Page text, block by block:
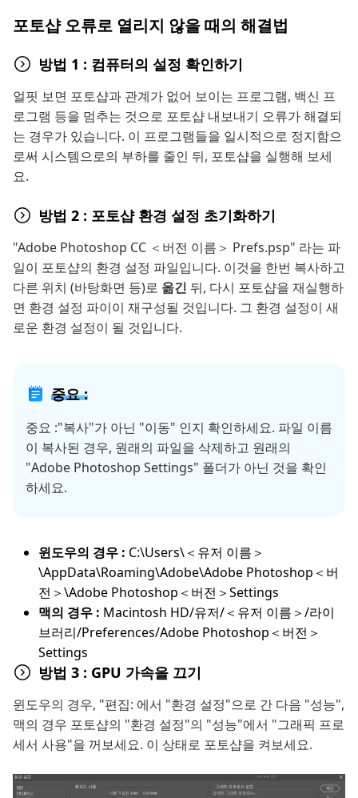
포토샵 오류로 열리지 않을 때의 해결법
방법 1 : 컴퓨터의 설정 확인하기
얼핏 보면 포토샵과 관계가 없어 보이는 프로그램, 백신 프
로그램 등을 멈추는 것으로 포토샵 내보내기 오류가 해결되
는 경우가 있습니다. 이 프로그램들을 일시적으로 정지함으
로써 시스템으로의 부하를 줄인 뒤, 포토샵을 실행해 보세
요.
방법 2 : 포토샵 환경 설정 초기화하기
"Adobe Photoshop CC ＜버전 이름＞ Prefs.psp" 라는 파
일이 포토샵의 환경 설정 파일입니다. 이것을 한번 복사하고
다른 위치 (바탕화면 등)로 옮긴 뒤, 다시 포토샵을 재실행하
면 환경 설정 파이이 재구성될 것입니다. 그 환경 설정이 새
로운 환경 설정이 될 것입니다.
중요 :
중요 :"복사"가 아닌 "이동" 인지 확인하세요. 파일 이름
이 복사된 경우, 원래의 파일을 삭제하고 원래의
"Adobe Photoshop Settings" 폴더가 아닌 것을 확인
하세요.
윈도우의 경우 : C:\Users\＜유저 이름＞
\AppData\Roaming\Adobe\Adobe Photoshop＜버
전＞\Adobe Photoshop＜버전＞Settings
맥의 경우 : Macintosh HD/유저/＜유저 이름＞/라이
브러리/Preferences/Adobe Photoshop＜버전＞
Settings
방법 3 : GPU 가속을 끄기
윈도우의 경우, "편집: 에서 "환경 설정"으로 간 다음 "성능",
맥의 경우 포토샵의 "환경 설정"의 "성능"에서 "그래픽 프로
세서 사용"을 꺼보세요. 이 상태로 포토샵을 켜보세요.